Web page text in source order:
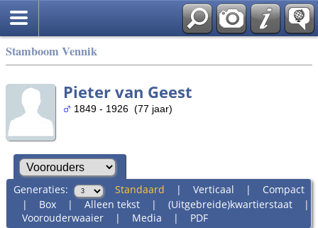
Stamboom Vennik
Pieter van Geest
1849 - 1926 (77 jaar)
Generaties: Standaard | Verticaal | Compact
| Box| Alleen tekst| (Uitgebreide)kwartierstaat|
Voorouderwaaier| Media | PDF